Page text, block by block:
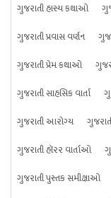
ગુજરાતી હાસ્ય કથાઓ
ગુજરાતી પ્રવાસ વર્ણન
ગુજરાતી પ્રેમ કથાઓ
ગુજરાતી સાહસિક વાર્તા
ગુજરાતી આરોગ્ય
ગુજરાતી હૉરર વાર્તાઓ
ગુજરાતી પુસ્તક સમીક્ષાઓ